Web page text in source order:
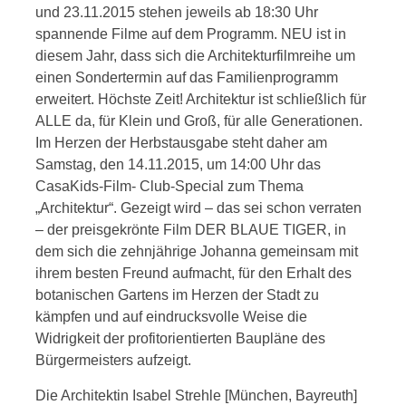
und 23.11.2015 stehen jeweils ab 18:30 Uhr
spannende Filme auf dem Programm. NEU ist in
diesem Jahr, dass sich die Architekturfilmreihe um
einen Sondertermin auf das Familienprogramm
erweitert. Höchste Zeit! Architektur ist schließlich für
ALLE da, für Klein und Groß, für alle Generationen.
Im Herzen der Herbstausgabe steht daher am
Samstag, den 14.11.2015, um 14:00 Uhr das
CasaKids-Film- Club-Special zum Thema
„Architektur“. Gezeigt wird – das sei schon verraten
– der preisgekrönte Film DER BLAUE TIGER, in
dem sich die zehnjährige Johanna gemeinsam mit
ihrem besten Freund aufmacht, für den Erhalt des
botanischen Gartens im Herzen der Stadt zu
kämpfen und auf eindrucksvolle Weise die
Widrigkeit der profitorientierten Baupläne des
Bürgermeisters aufzeigt.
Die Architektin Isabel Strehle [München, Bayreuth]